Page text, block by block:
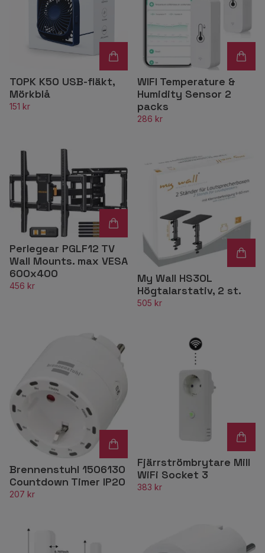
TOPK K50 USB-fläkt,
Mörkblå
151 kr
WIFI Temperature &
Humidity Sensor 2
packs
286 kr
Perlegear PGLF12 TV
Wall Mounts. max VESA
600x400
456 kr
My Wall HS30L
Högtalarstativ, 2 st.
505 kr
Brennenstuhl 1506130
Countdown Timer IP20
207 kr
Fjärrströmbrytare Mill
WiFi Socket 3
383 kr